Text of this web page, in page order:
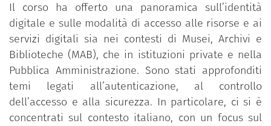
Il corso ha offerto una panoramica sull’identità
digitale e sulle modalità di accesso alle risorse e ai
servizi digitali sia nei contesti di Musei, Archivi e
Biblioteche (MAB), che in istituzioni private e nella
Pubblica Amministrazione. Sono stati approfonditi
temi legati all’autenticazione, al controllo
dell’accesso e alla sicurezza. In particolare, ci si è
concentrati sul contesto italiano, con un focus sul